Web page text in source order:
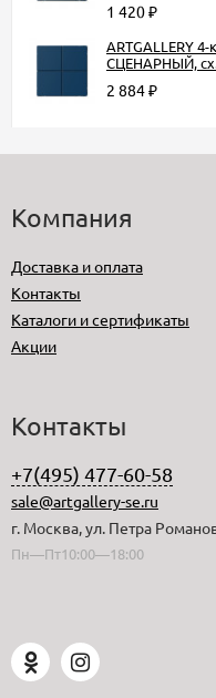
1 420₽
ARTGALLERY
СЦЕНАРНЫЙ,
2 884₽
Компания
Доставка и оплата
Контакты
Каталоги и сертификаты
Акции
Контакты
+7(495) 477-60-58
sale@artgallery-se.ru
г. Москва, ул. Петра
Пн—Пт10:00—18:00